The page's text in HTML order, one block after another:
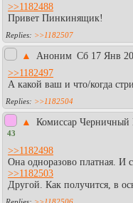
>>1182488
Привет Пинкинящик!
>>1182507
▲ Аноним Сб 17 Янв
>>1182497
А какой ваш и что/когда
>>1182504
▲ Комиссар Черничный
43
>>1182498
Она одноразово платная. И
>>1182503
Другой. Как получится, в